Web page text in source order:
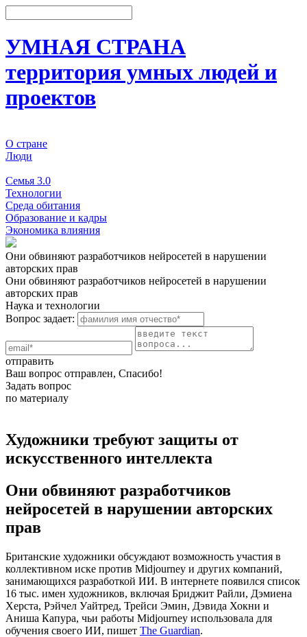
УМНАЯ СТРАНА
территория умных людей и
проектов
О стране
Люди
Семья 3.0
Технологии
Среда обитания
Образование и кадры
Экономика влияния
Они обвиняют разработчиков нейросетей в нарушении
авторских прав
Они обвиняют разработчиков нейросетей в нарушении
авторских прав
Наука и технологии
Вопрос задает:
отправить
Ваш вопрос отправлен, Спасибо!
Задать вопрос
по материалу
Художники требуют защиты от
искусственного интеллекта
Они обвиняют разработчиков
нейросетей в нарушении авторских
прав
Британские художники обсуждают возможность участия в
коллективном иске против Midjourney и других компаний,
занимающихся разработкой ИИ. В интернете появился список
16 тыс. имен художников, включая Бриджит Райли, Дэмиена
Херста, Рэйчел Уайтред, Трейси Эмин, Дэвида Хокни и
Аниша Капура, чьи работы Midjourney использовала для
обучения своего ИИ, пишет The Guardian.